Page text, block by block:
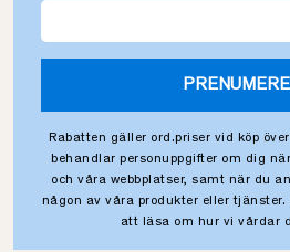
Rabatten gäller ord.priser vid köp
behandlar personuppgifter om dig
och våra webbplatser, samt när du
någon av våra produkter eller tjänster.
att läsa om hur vi vårdar